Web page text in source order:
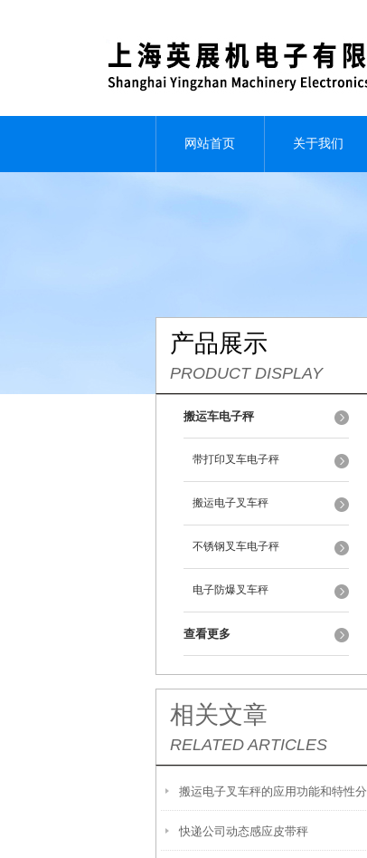
网站首页 关于我们
产品展示
PRODUCT DISPLAY
搬运车电子秤
带打印叉车电子秤
搬运电子叉车秤
不锈钢叉车电子秤
电子防爆叉车秤
查看更多
相关文章
RELATED ARTICLES
搬运电子叉车秤的应用功能和特性分
析
快递公司动态感应皮带秤